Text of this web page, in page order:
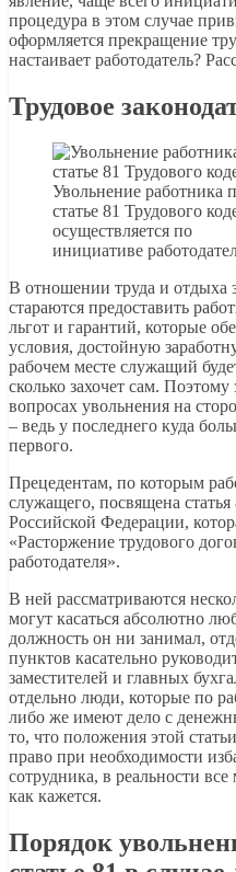
процедура в этом случае
оформляется прекращение
настаивает работодатель?
Трудовое
Увольнение работника
статье 81 Трудового
осуществляется по
инициативе
В отношении труда и отдыха
стараются предоставить
льгот и гарантий, которые
условия, достойную
рабочем месте служащий
сколько захочет сам. Поэтому
вопросах увольнения на
– ведь у последнего куда
первого.
Прецедентам, по которым
служащего, посвящена статья
Российской Федерации,
«Расторжение трудового
работодателя».
В ней рассматриваются
могут касаться абсолютно
должность он ни занимал,
пунктов касательно
заместителей и главных
отдельно люди, которые по
либо же имеют дело с
то, что положения этой
право при необходимости
сотрудника, в реальности все
как кажется.
Порядок